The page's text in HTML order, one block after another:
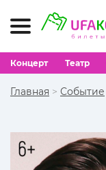
Концерт Театр
Главная > Событие